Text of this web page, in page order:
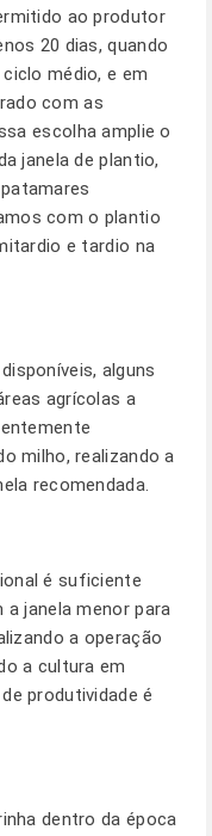
ao produtor
20 dias, quando
médio, e em
com as
escolha amplie o
janela de plantio,
com o plantio
e tardio na
alguns
agrícolas a
milho, realizando a
recomendada.
é suficiente
janela menor para
a operação
a cultura em
produtividade é
dentro da época